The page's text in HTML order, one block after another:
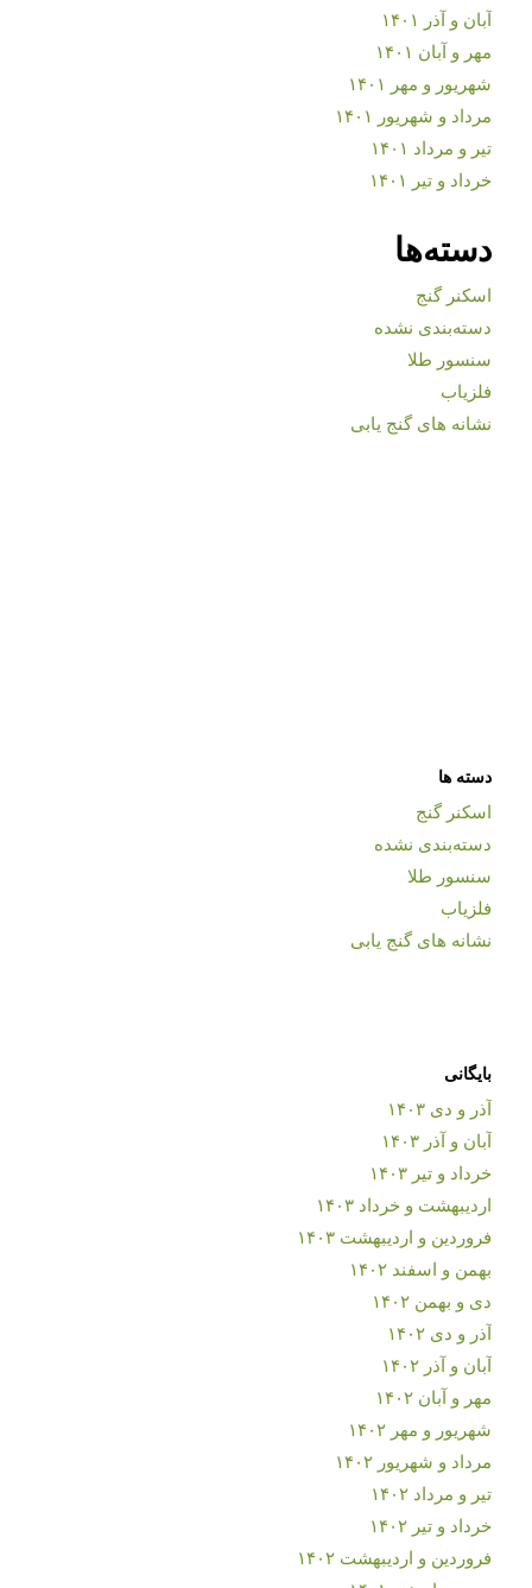
آبان و آذر ۱۴۰۱
مهر و آبان ۱۴۰۱
شهریور و مهر ۱۴۰۱
مرداد و شهریور ۱۴۰۱
تیر و مرداد ۱۴۰۱
خرداد و تیر ۱۴۰۱
دسته‌ها
اسکنر گنج
دسته‌بندی نشده
سنسور طلا
فلزیاب
نشانه های گنج یابی
دسته ها
اسکنر گنج
دسته‌بندی نشده
سنسور طلا
فلزیاب
نشانه های گنج یابی
بایگانی
آذر و دی ۱۴۰۳
آبان و آذر ۱۴۰۳
خرداد و تیر ۱۴۰۳
اردیبهشت و خرداد ۱۴۰۳
فروردین و اردیبهشت ۱۴۰۳
بهمن و اسفند ۱۴۰۲
دی و بهمن ۱۴۰۲
آذر و دی ۱۴۰۲
آبان و آذر ۱۴۰۲
مهر و آبان ۱۴۰۲
شهریور و مهر ۱۴۰۲
مرداد و شهریور ۱۴۰۲
تیر و مرداد ۱۴۰۲
خرداد و تیر ۱۴۰۲
فروردین و اردیبهشت ۱۴۰۲